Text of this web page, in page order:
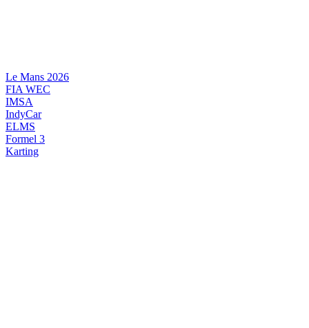
Le Mans 2026
FIA WEC
IMSA
IndyCar
ELMS
Formel 3
Karting